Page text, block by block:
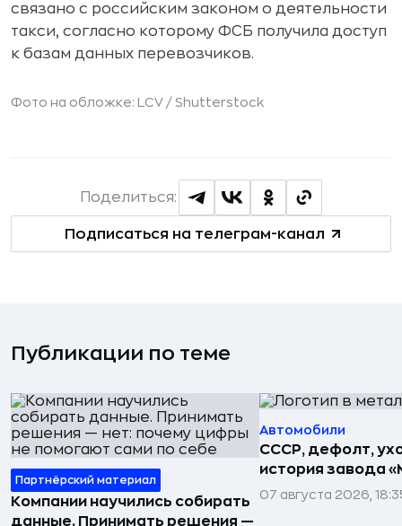
связано с российским законом о деятельности
такси, согласно которому ФСБ получила доступ
к базам данных перевозчиков.
Фото на обложке: LCV / Shutterstock
Подписаться на телеграм-канал
Поделиться:
Публикации по теме
Партнёрский материал
Компании научились собирать
данные. Принимать решения —
Автомобили
СССР, дефолт,
история завода
07 августа 2026,